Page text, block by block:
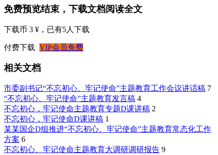
免费预览结束，下载文档阅读全文
下载币 3 ¥ ，已有5人下载
付费下载 VIP会员免费
相关文档
市委副书记“不忘初心、牢记使命”主题教育工作会议讲话稿 7
“不忘初心、牢记使命”主题教育发言稿 4
不忘初心，牢记使命主题教育专题D课讲稿 2
不忘初心，牢记使命D课讲稿 1
某某国企D组推进“不忘初心、牢记使命”主题教育常态化工作
方案 6
不忘初心、牢记使命主题教育大调研调研报告 9